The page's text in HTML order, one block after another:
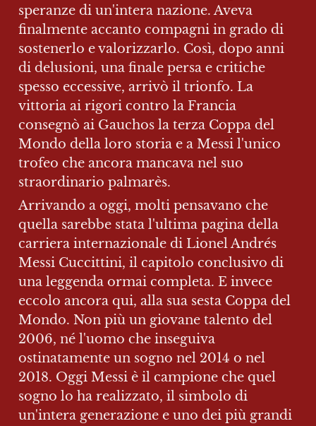
speranze di un'intera nazione. Aveva
finalmente accanto compagni in grado di
sostenerlo e valorizzarlo. Così, dopo anni
di delusioni, una finale persa e critiche
spesso eccessive, arrivò il trionfo. La
vittoria ai rigori contro la Francia
consegnò ai Gauchos la terza Coppa del
Mondo della loro storia e a Messi l'unico
trofeo che ancora mancava nel suo
straordinario palmarès.
Arrivando a oggi, molti pensavano che
quella sarebbe stata l'ultima pagina della
carriera internazionale di Lionel Andrés
Messi Cuccittini, il capitolo conclusivo di
una leggenda ormai completa. E invece
eccolo ancora qui, alla sua sesta Coppa del
Mondo. Non più un giovane talento del
2006, né l'uomo che inseguiva
ostinatamente un sogno nel 2014 o nel
2018. Oggi Messi è il campione che quel
sogno lo ha realizzato, il simbolo di
un'intera generazione e uno dei più grandi